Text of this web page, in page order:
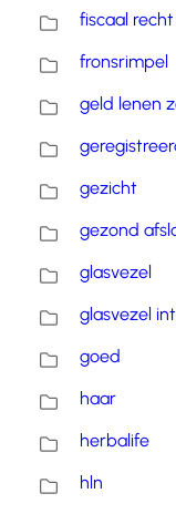
fiscaal recht
fronsrimpel
geld lenen
gezicht
gezond
glasvezel
glasvezel
goed
haar
herbalife
hln